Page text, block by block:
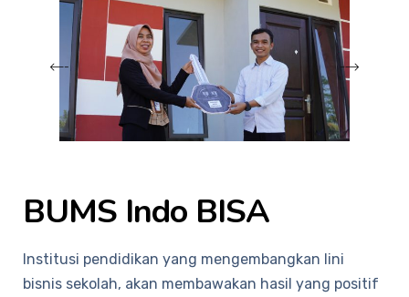
BUMS Indo BISA
Institusi pendidikan yang mengembangkan lini
bisnis sekolah, akan membawakan hasil yang positif